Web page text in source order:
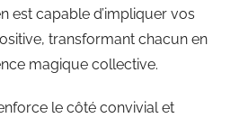
est capable d’impliquer vos
transformant chacun en
magique collective.
le côté convivial et